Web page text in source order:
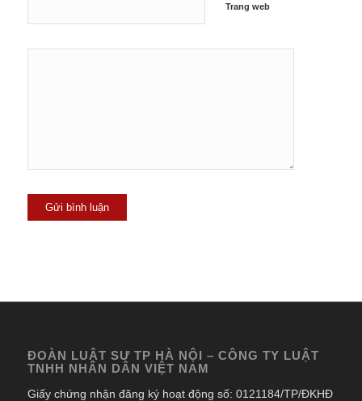
Trang web
ĐOÀN LUẬT SƯ TP HÀ NỘI – CÔNG TY LUẬT
TNHH NHÂN DÂN VIỆT NAM
Giấy chứng nhận đăng ký hoạt động số: 0121184/TP/ĐKHĐ